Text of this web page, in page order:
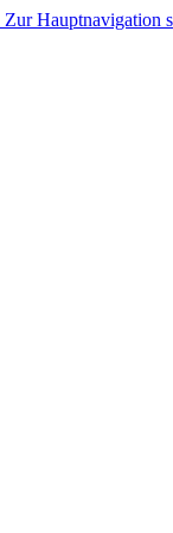
Zur Hauptnavigation